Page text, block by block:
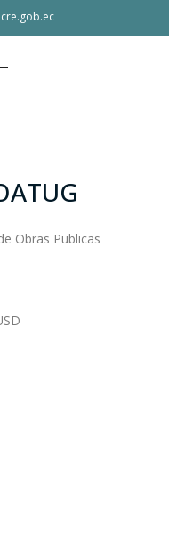
Obras Publicas